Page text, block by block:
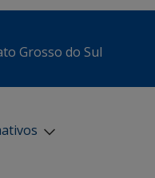
Grosso do Sul